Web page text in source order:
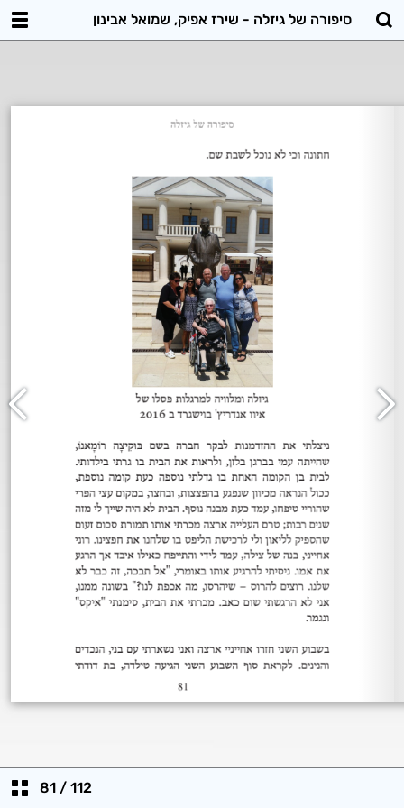
סיפורה של גיזלה - שירז אפיק, שמואל אבינון
81 / 112